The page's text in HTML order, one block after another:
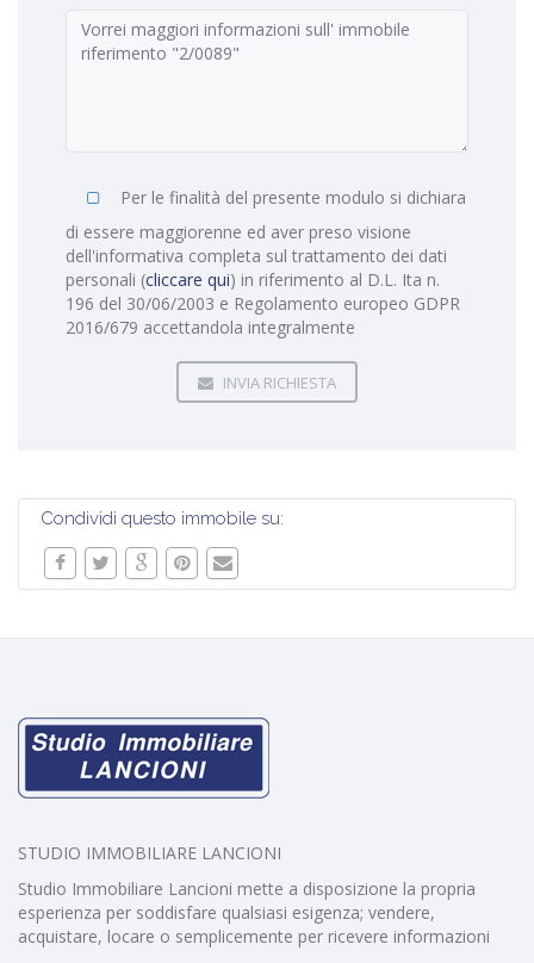
Per le finalità del presente modulo si dichiara
di essere maggiorenne ed aver preso visione
dell'informativa completa sul trattamento dei dati
personali (cliccare qui) in riferimento al D.L. Ita n.
196 del 30/06/2003 e Regolamento europeo GDPR
2016/679 accettandola integralmente
INVIA RICHIESTA
Condividi questo immobile su:
STUDIO IMMOBILIARE LANCIONI
Studio Immobiliare Lancioni mette a disposizione la propria
esperienza per soddisfare qualsiasi esigenza; vendere,
acquistare, locare o semplicemente per ricevere informazioni